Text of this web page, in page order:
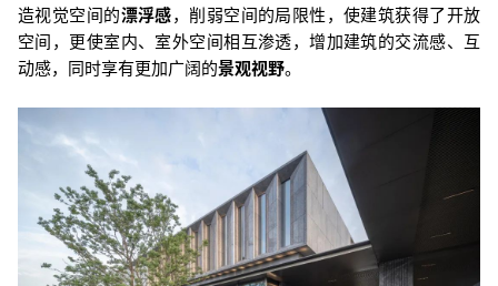
造视觉空间的漂浮感，削弱空间的局限性，使建筑获得了开放
空间，更使室内、室外空间相互渗透，增加建筑的交流感、互
动感，同时享有更加广阔的景观视野。